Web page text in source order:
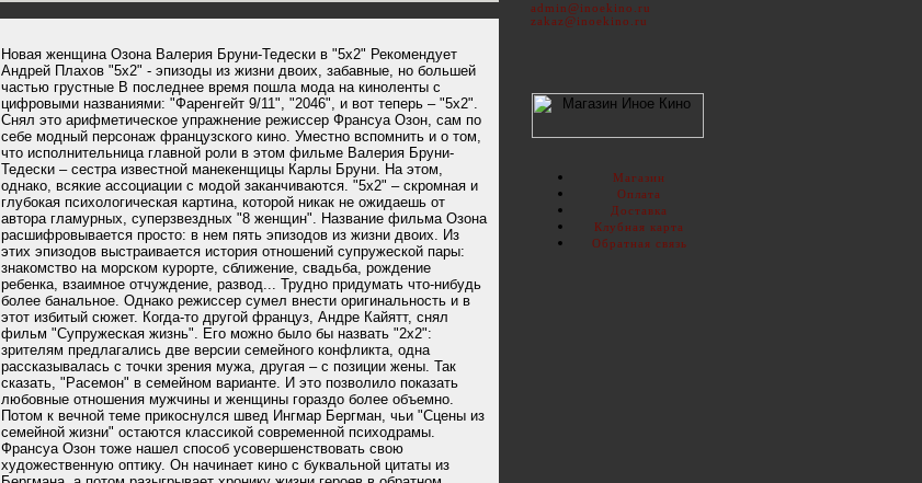
Новая женщина Озона Валерия Бруни-Тедески в "5х2" Рекомендует
Андрей Плахов "5x2" - эпизоды из жизни двоих, забавные, но большей
частью грустные В последнее время пошла мода на киноленты с
цифровыми названиями: "Фаренгейт 9/11", "2046", и вот теперь – "5х2".
Снял это арифметическое упражнение режиссер Франсуа Озон, сам по
себе модный персонаж французского кино. Уместно вспомнить и о том,
что исполнительница главной роли в этом фильме Валерия Бруни-
Тедески – сестра известной манекенщицы Карлы Бруни. На этом,
однако, всякие ассоциации с модой заканчиваются. "5х2" – скромная и
глубокая психологическая картина, которой никак не ожидаешь от
автора гламурных, суперзвездных "8 женщин". Название фильма Озона
расшифровывается просто: в нем пять эпизодов из жизни двоих. Из
этих эпизодов выстраивается история отношений супружеской пары:
знакомство на морском курорте, сближение, свадьба, рождение
ребенка, взаимное отчуждение, развод... Трудно придумать что-нибудь
более банальное. Однако режиссер сумел внести оригинальность и в
этот избитый сюжет. Когда-то другой француз, Андре Кайятт, снял
фильм "Супружеская жизнь". Его можно было бы назвать "2х2":
зрителям предлагались две версии семейного конфликта, одна
рассказывалась с точки зрения мужа, другая – с позиции жены. Так
сказать, "Расемон" в семейном варианте. И это позволило показать
любовные отношения мужчины и женщины гораздо более объемно.
Потом к вечной теме прикоснулся швед Ингмар Бергман, чьи "Сцены из
семейной жизни" остаются классикой современной психодрамы.
Франсуа Озон тоже нашел способ усовершенствовать свою
художественную оптику. Он начинает кино с буквальной цитаты из
admin@inoekino.ru
zakaz@inoekino.ru
Магазин
Оплата
Доставка
Клубная карта
Обратная связь